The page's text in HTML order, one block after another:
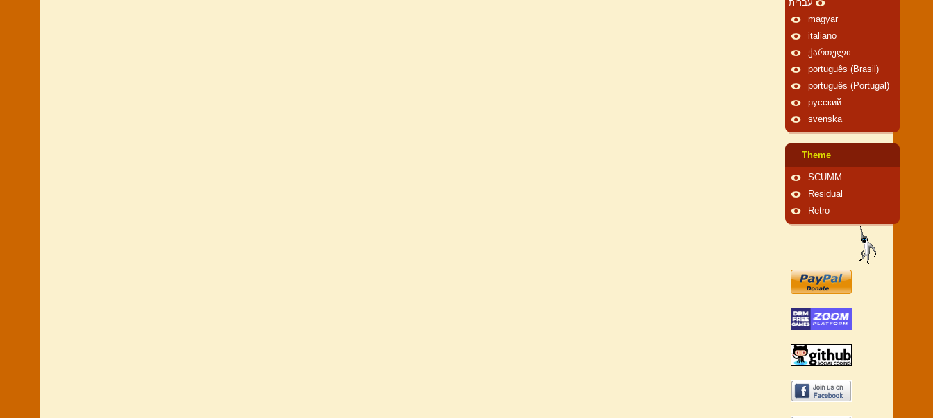
עברית
magyar
italiano
ქართული
português (Brasil)
português (Portugal)
русский
svenska
Theme
SCUMM
Residual
Retro